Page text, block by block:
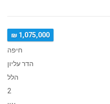
1,075,000 ₪
חיפה
הדר עליון
הלל
2